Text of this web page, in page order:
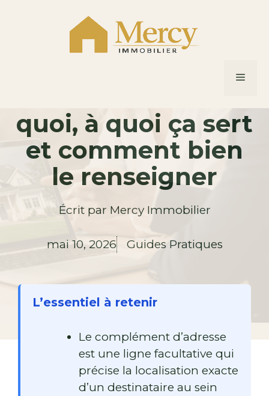
quoi, à quoi ça sert
et comment bien
le renseigner
Écrit par Mercy Immobilier
mai 10, 2026 Guides Pratiques
L’essentiel à retenir
Le complément d’adresse
est une ligne facultative qui
précise la localisation exacte
d’un destinataire au sein